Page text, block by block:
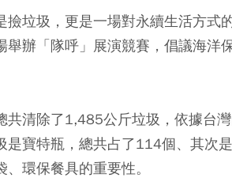
撿垃圾，更是一場對永續生活方式
舉辦「隊呼」展演競賽，倡議海洋
共清除了1,485公斤垃圾，依據台
是寶特瓶，總共占了114個、其次
環保餐具的重要性。